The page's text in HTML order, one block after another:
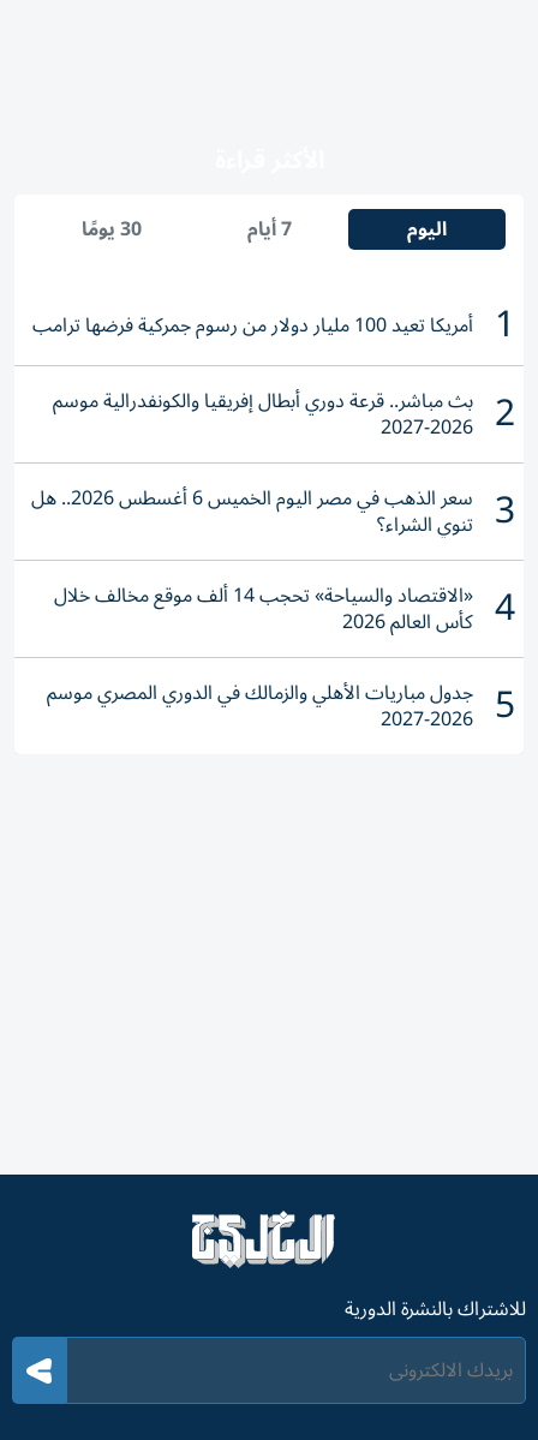
اليوم 7 أيام 30 يومًا
1 أمريكا تعيد 100 مليار دولار من رسوم جمركية فرضها ترامب
2 بث مباشر.. قرعة دوري أبطال إفريقيا والكونفدرالية موسم
2026-2027
3 سعر الذهب في مصر اليوم الخميس 6 أغسطس 2026.. هل
تنوي الشراء؟
4 «الاقتصاد والسياحة» تحجب 14 ألف موقع مخالف خلال
كأس العالم 2026
5 جدول مباريات الأهلي والزمالك في الدوري المصري موسم
2026-2027
للاشتراك بالنشرة الدورية